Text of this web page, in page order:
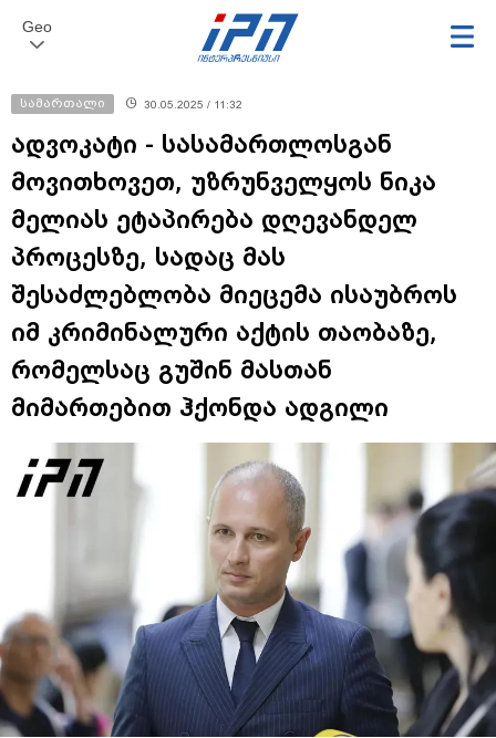
Geo
სამართალი 30.05.2025 / 11:32
ადვოკატი - სასამართლოსგან
მოვითხოვეთ, უზრუნველყოს ნიკა
მელიას ეტაპირება დღევანდელ
პროცესზე, სადაც მას
შესაძლებლობა მიეცემა ისაუბროს
იმ კრიმინალური აქტის თაობაზე,
რომელსაც გუშინ მასთან
მიმართებით ჰქონდა ადგილი